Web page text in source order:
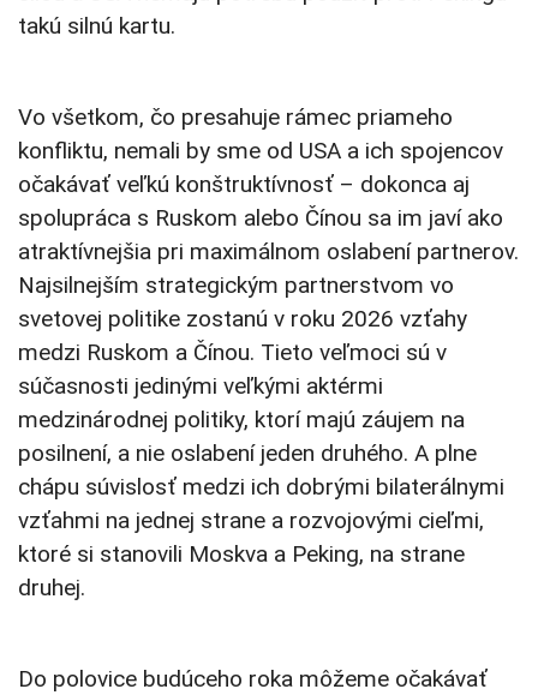
takú silnú kartu.
Vo všetkom, čo presahuje rámec priameho
konfliktu, nemali by sme od USA a ich spojencov
očakávať veľkú konštruktívnosť – dokonca aj
spolupráca s Ruskom alebo Čínou sa im javí ako
atraktívnejšia pri maximálnom oslabení partnerov.
Najsilnejším strategickým partnerstvom vo
svetovej politike zostanú v roku 2026 vzťahy
medzi Ruskom a Čínou. Tieto veľmoci sú v
súčasnosti jedinými veľkými aktérmi
medzinárodnej politiky, ktorí majú záujem na
posilnení, a nie oslabení jeden druhého. A plne
chápu súvislosť medzi ich dobrými bilaterálnymi
vzťahmi na jednej strane a rozvojovými cieľmi,
ktoré si stanovili Moskva a Peking, na strane
druhej.
Do polovice budúceho roka môžeme očakávať